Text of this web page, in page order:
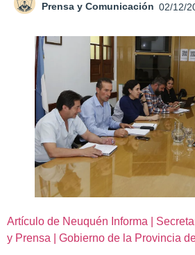
Prensa y Comunicación 02/12/
Artículo de Neuquén Informa |
y Prensa | Gobierno de la Provincia